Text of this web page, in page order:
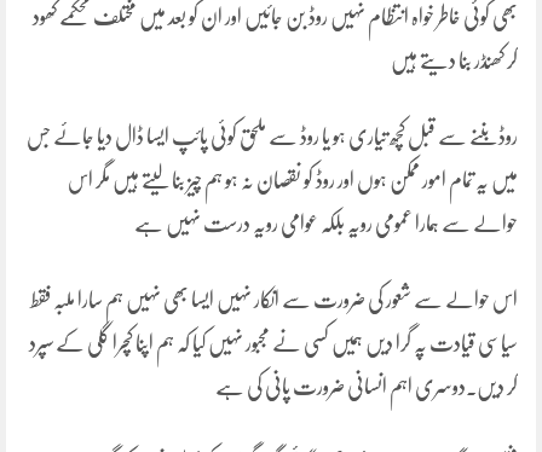
بھی کوئی خاطر خواہ انتظام نہیں روڈ بن جائیں اور ان کو بعد میں مختلف محکمے کھود
کر کھنڈر بنا دیتے ہیں
روڈ بننے سے قبل کچھ تیاری ہو یا روڈ سے ملحق کوئی پائپ ایسا ڈال دیا جائے جس
میں یہ تمام امور ممکن ہوں اور روڈ کو نقصان نہ ہو ہم چیز بنا لیتے ہیں مگر اس
حوالے سے ہمارا عمومی رویہ بلکہ عوامی رویہ درست نہیں ہے
اس حوالے سے شعور کی ضرورت سے انکار نہیں ایسا بھی نہیں ہم سارا ملبہ فقط
سیاسی قیادت پہ گرا دیں ہمیں کسی نے مجبور نہیں کیا کہ ہم اپنا کچرا گلی کے سپرد
کر دیں۔دوسری اہم انسانی ضرورت پانی کی ہے